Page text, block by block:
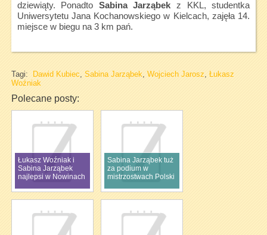
dziewiąty. Ponadto Sabina Jarząbek z KKL, studentka
Uniwersytetu Jana Kochanowskiego w Kielcach, zajęła 14.
miejsce w biegu na 3 km pań.
Tagi: Dawid Kubiec, Sabina Jarząbek, Wojciech Jarosz, Łukasz
Woźniak
Polecane posty:
Łukasz Woźniak i
Sabina Jarząbek
najlepsi w Nowinach
Sabina Jarząbek tuż
za podium w
mistrzostwach Polski